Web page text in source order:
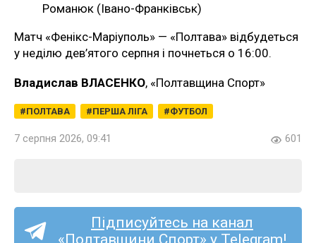
Романюк (Івано-Франківськ)
Матч «Фенікс-Маріуполь» — «Полтава» відбудеться
у неділю дев’ятого серпня і почнеться о 16:00.
Владислав ВЛАСЕНКО, «Полтавщина Спорт»
ПОЛТАВА ПЕРША ЛІГА ФУТБОЛ
7 серпня 2026, 09:41 601
Підписуйтесь на канал
«Полтавщини Спорт» у Telegram!